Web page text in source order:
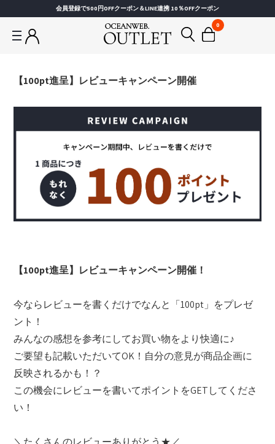
会員登録で500円OFFクーポン＆LINE連携 10％OFFクーポン
0
【100pt進呈】レビューキャンペーン開催
【100pt進呈】レビューキャンペーン開催！
今ならレビューを書くだけでなんと「100pt」をプレゼ
ント！
みんなの感想を参考にしてお買い物をより快適に♪
ご要望も記載いただいてOK！自分の意見が商品企画に
反映されるかも！？
この機会にレビューを書いてポイントをGETしてくださ
い！